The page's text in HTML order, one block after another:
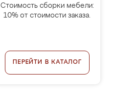
Стоимость сборки мебели:
10% от стоимости заказа.
ПЕРЕЙТИ В КАТАЛОГ